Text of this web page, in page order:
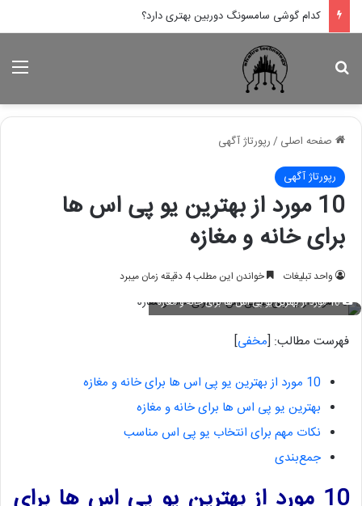
کدام لپ تاپ اپل بهتر است؟
جستجو برای
صفحه اصلی /رپورتاژ آگهی
رپورتاژ آگهی
10 مورد از بهترین یو پی اس ها
برای خانه و مغازه
واحد تبلیغات خواندن این مطلب 4 دقیقه زمان میبرد
10 مورد از بهترین یو پی اس ها برای خانه و مغازه
فهرست مطالب: [مخفی]
10 مورد از بهترین یو پی اس ها برای خانه و مغازه
بهترین یو پی اس ها برای خانه و مغازه
نکات مهم برای انتخاب یو پی اس مناسب
جمع‌بندی